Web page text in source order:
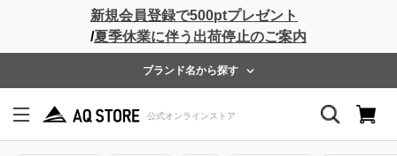
新規会員登録で500ptプレゼント
/夏季休業に伴う出荷停止のご案内
ブランド名から探す